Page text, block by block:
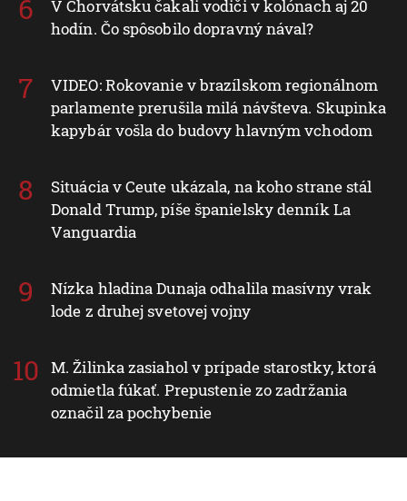
V Chorvátsku čakali vodiči v kolónach aj 20
hodín. Čo spôsobilo dopravný nával?
VIDEO: Rokovanie v brazílskom regionálnom
parlamente prerušila milá návšteva. Skupinka
kapybár vošla do budovy hlavným vchodom
Situácia v Ceute ukázala, na koho strane stál
Donald Trump, píše španielsky denník La
Vanguardia
Nízka hladina Dunaja odhalila masívny vrak
lode z druhej svetovej vojny
M. Žilinka zasiahol v prípade starostky, ktorá
odmietla fúkať. Prepustenie zo zadržania
označil za pochybenie